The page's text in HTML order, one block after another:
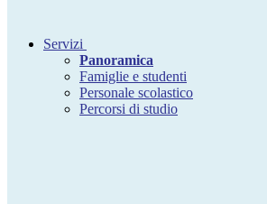
Servizi
Panoramica
Famiglie e studenti
Personale scolastico
Percorsi di studio